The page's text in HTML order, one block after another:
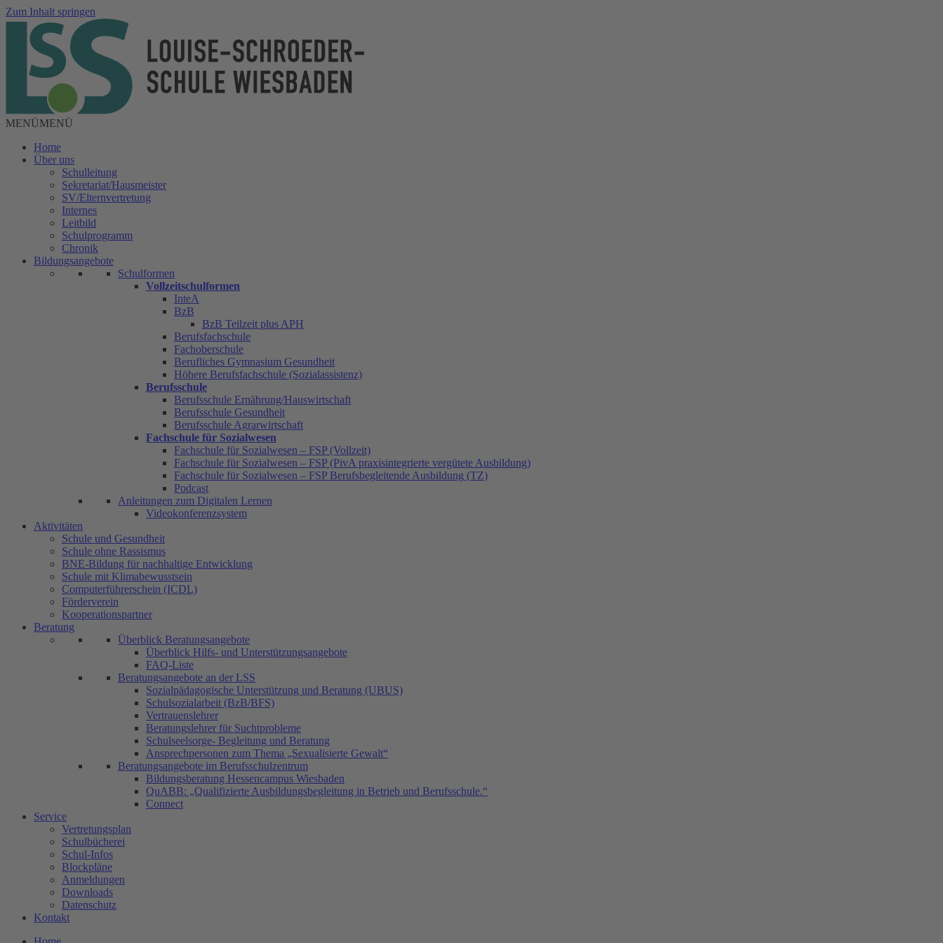
Zum Inhalt springen
MENÜMENÜ
Home
Über uns
Schulleitung
Sekretariat/Hausmeister
SV/Elternvertretung
Internes
Leitbild
Schulprogramm
Chronik
Bildungsangebote
Schulformen
Vollzeitschulformen
InteA
BzB
BzB Teilzeit plus APH
Berufsfachschule
Fachoberschule
Berufliches Gymnasium Gesundheit
Höhere Berufsfachschule (Sozialassistenz)
Berufsschule
Berufsschule Ernährung/Hauswirtschaft
Berufsschule Gesundheit
Berufsschule Agrarwirtschaft
Fachschule für Sozialwesen
Fachschule für Sozialwesen – FSP (Vollzeit)
Fachschule für Sozialwesen – FSP (PivA praxisintegrierte vergütete Ausbildung)
Fachschule für Sozialwesen – FSP Berufsbegleitende Ausbildung (TZ)
Podcast
Anleitungen zum Digitalen Lernen
Videokonferenzsystem
Aktivitäten
Schule und Gesundheit
Schule ohne Rassismus
BNE-Bildung für nachhaltige Entwicklung
Schule mit Klimabewusstsein
Computerführerschein (ICDL)
Förderverein
Kooperationspartner
Beratung
Überblick Beratungsangebote
Überblick Hilfs- und Unterstützungsangebote
FAQ-Liste
Beratungsangebote an der LSS
Sozialpädagogische Unterstützung und Beratung (UBUS)
Schulsozialarbeit (BzB/BFS)
Vertrauenslehrer
Beratungslehrer für Suchtprobleme
Schulseelsorge- Begleitung und Beratung
Ansprechpersonen zum Thema „Sexualisierte Gewalt“
Beratungsangebote im Berufsschulzentrum
Bildungsberatung Hessencampus Wiesbaden
QuABB: „Qualifizierte Ausbildungsbegleitung in Betrieb und Berufsschule.“
Connect
Service
Vertretungsplan
Schulbücherei
Schul-Infos
Blockpläne
Anmeldungen
Downloads
Datenschutz
Kontakt